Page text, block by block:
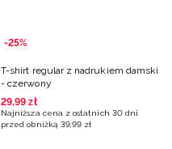
-25%
T-shirt regular z nadrukiem damski
- czerwony
29,99 zł
Najniższa cena z ostatnich 30 dni
przed obniżką 39,99 zł